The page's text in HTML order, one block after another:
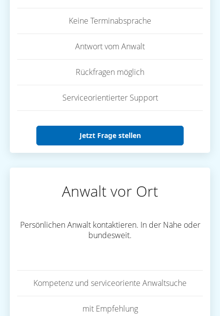
Keine Terminabsprache
Antwort vom Anwalt
Rückfragen möglich
Serviceorientierter Support
Jetzt Frage stellen
Anwalt vor Ort
Persönlichen Anwalt kontaktieren. In der Nähe oder
bundesweit.
Kompetenz und serviceoriente Anwaltsuche
mit Empfehlung